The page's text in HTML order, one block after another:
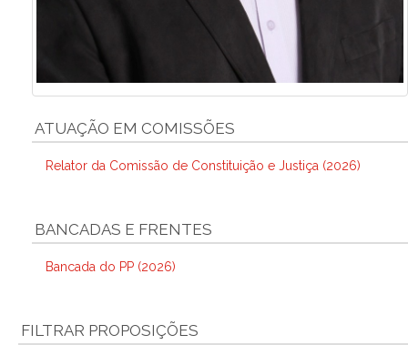
ATUAÇÃO EM COMISSÕES
Relator da Comissão de Constituição e Justiça (2026)
BANCADAS E FRENTES
Bancada do PP (2026)
FILTRAR PROPOSIÇÕES